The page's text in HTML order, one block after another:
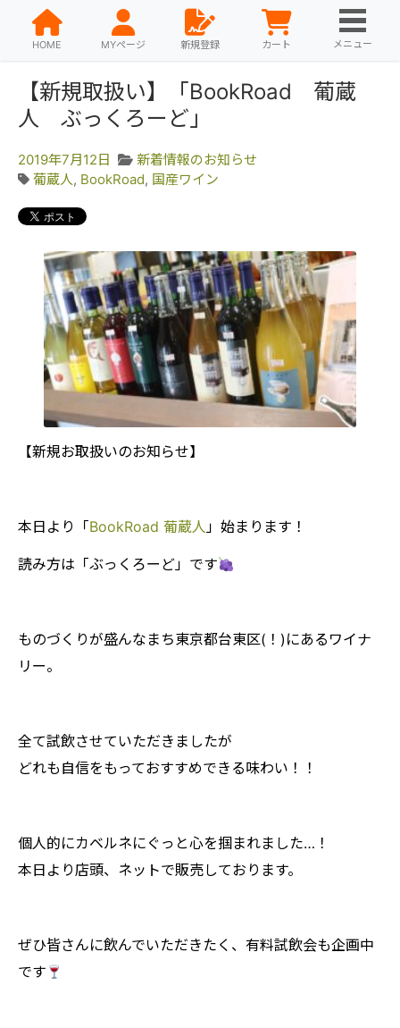
HOME MYページ 新規登録 カート メニュー
【新規取扱い】「BookRoad 葡蔵
人 ぶっくろーど」
2019年7月12日
新着情報のお知らせ
葡蔵人, BookRoad, 国産ワイン
【新規お取扱いのお知らせ】
本日より「BookRoad 葡蔵人」始まります！
読み方は「ぶっくろーど」です
ものづくりが盛んなまち東京都台東区(！)にあるワイナ
リー。
全て試飲させていただきましたが
どれも自信をもっておすすめできる味わい！！
個人的にカベルネにぐっと心を掴まれました…！
本日より店頭、ネットで販売しております。
ぜひ皆さんに飲んでいただきたく、有料試飲会も企画中
です